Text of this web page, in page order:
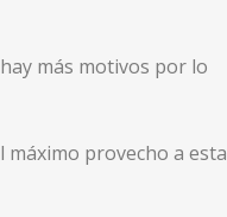
más motivos por lo
provecho a esta